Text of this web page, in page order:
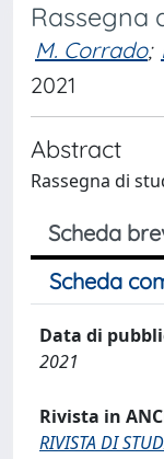
Rassegna
M. Corrado;
2021
Abstract
Rassegna di
Scheda
Scheda
Data di
2021
Rivista in
RIVISTA DI